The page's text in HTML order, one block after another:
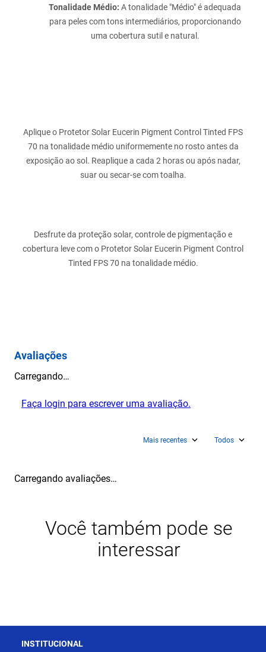
Tonalidade Médio: A tonalidade "Médio" é adequada
para peles com tons intermediários, proporcionando
uma cobertura sutil e natural.
Aplique o Protetor Solar Eucerin Pigment Control Tinted FPS
70 na tonalidade médio uniformemente no rosto antes da
exposição ao sol. Reaplique a cada 2 horas ou após nadar,
suar ou secar-se com toalha.
Desfrute da proteção solar, controle de pigmentação e
cobertura leve com o Protetor Solar Eucerin Pigment Control
Tinted FPS 70 na tonalidade médio.
Avaliações
Carregando…
Faça login para escrever uma avaliação.
Mais recentes Todos
Carregando avaliações…
Você também pode se
interessar
INSTITUCIONAL